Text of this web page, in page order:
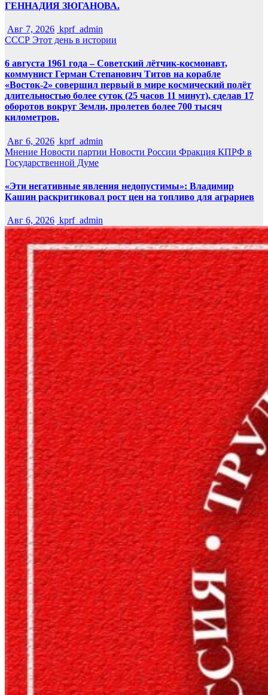
ГЕННАДИЯ ЗЮГАНОВА.
Авг 7, 2026 kprf_admin
СССР Этот день в истории
6 августа 1961 года – Советский лётчик-космонавт,
коммунист Герман Степанович Титов на корабле
«Восток-2» совершил первый в мире космический полёт
длительностью более суток (25 часов 11 минут), сделав 17
оборотов вокруг Земли, пролетев более 700 тысяч
километров.
Авг 6, 2026 kprf_admin
Мнение Новости партии Новости России Фракция КПРФ в
Государственной Думе
«Эти негативные явления недопустимы»: Владимир
Кашин раскритиковал рост цен на топливо для аграриев
Авг 6, 2026 kprf_admin